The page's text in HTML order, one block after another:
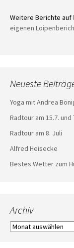
Weitere Berichte auf
eigenen
Neueste
Yoga mit Andrea
Radtour am 15.7. und
Radtour am 8. Juli
Alfred Heisecke
Bestes Wetter zum
Archiv
Archiv